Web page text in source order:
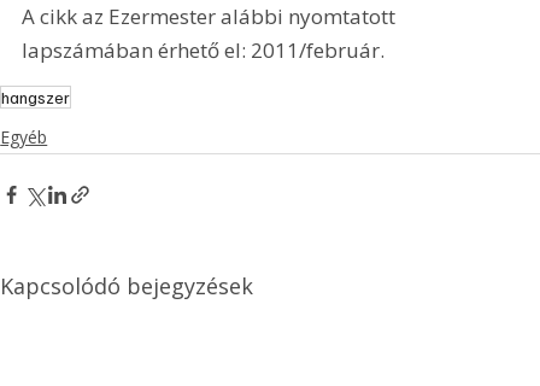
A cikk az Ezermester alábbi nyomtatott
lapszámában érhető el: 2011/február.
hangszer
Egyéb
Kapcsolódó bejegyzések